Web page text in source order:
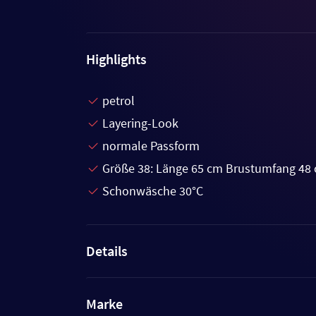
Highlights
petrol
Layering-Look
normale Passform
Größe 38: Länge 65 cm Brustumfang 48
Schonwäsche 30°C
Details
Marke